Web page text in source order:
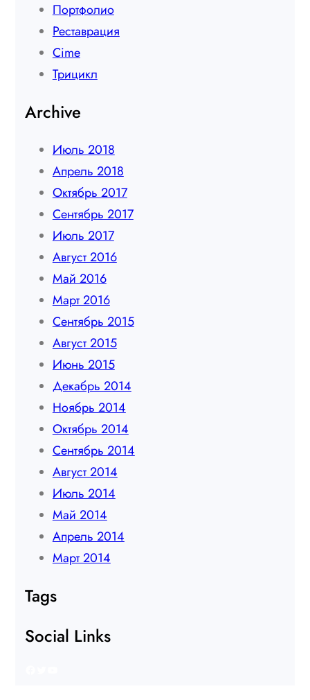
Портфолио
Реставрация
Сime
Трицикл
Archive
Июль 2018
Апрель 2018
Октябрь 2017
Сентябрь 2017
Июль 2017
Август 2016
Май 2016
Март 2016
Сентябрь 2015
Август 2015
Июнь 2015
Декабрь 2014
Ноябрь 2014
Октябрь 2014
Сентябрь 2014
Август 2014
Июль 2014
Май 2014
Апрель 2014
Март 2014
Tags
Social Links